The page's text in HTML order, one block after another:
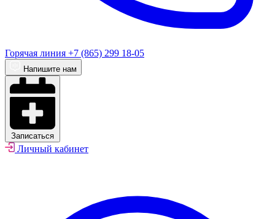
Горячая линия +7 (865) 299 18-05
Напишите нам
Записаться
Личный кабинет